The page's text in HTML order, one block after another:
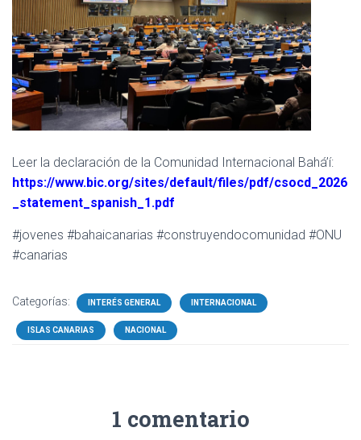
Leer la declaración de la Comunidad Internacional Bahá’í:
https://www.bic.org/sites/default/files/pdf/csocd_2026
_statement_spanish_1.pdf
#jovenes #bahaicanarias #construyendocomunidad #ONU
#canarias
Categorías: INTERÉS GENERAL INTERNACIONAL
ISLAS CANARIAS NACIONAL
1 comentario